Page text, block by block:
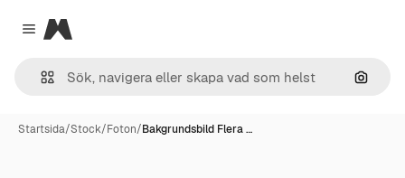
Close menu
Magnific
Sök
Startsida/Stock/Foton/Bakgrundsbild Flera …